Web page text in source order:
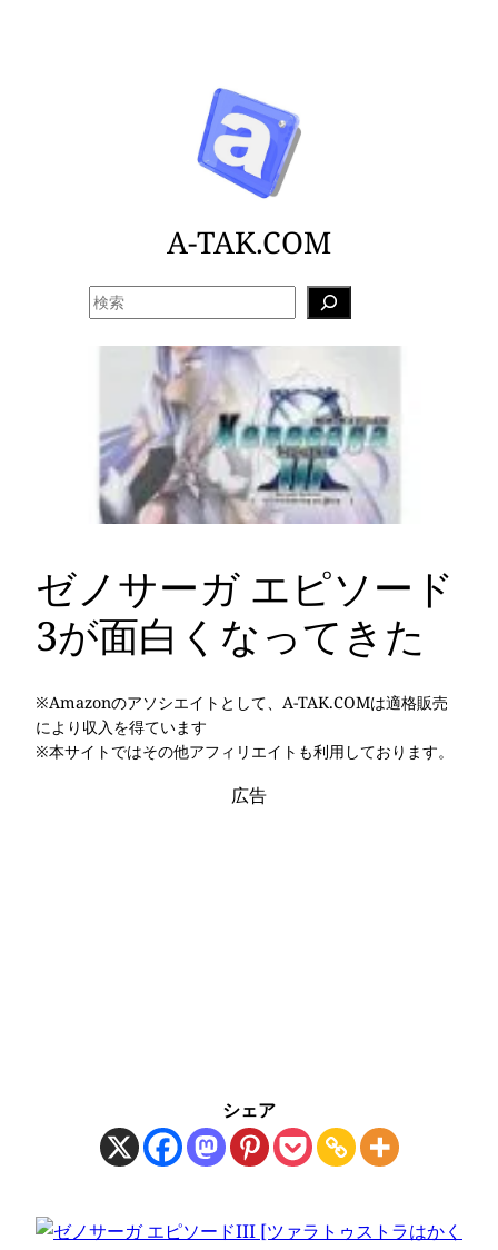
A-TAK.COM
ゼノサーガ エピソード
3が面白くなってきた
※Amazonのアソシエイトとして、A-TAK.COMは適格販売
により収入を得ています
※本サイトではその他アフィリエイトも利用しております。
広告
シェア